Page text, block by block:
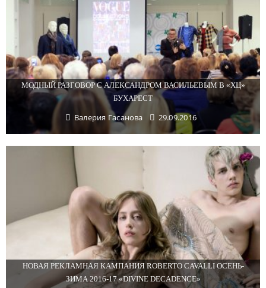
МОДНЫЙ РАЗГОВОР С АЛЕКСАНДРОМ ВАСИЛЬЕВЫМ В «ХЦ»
БУХАРЕСТ
Валерия Гасанова 29.09.2016
НОВАЯ РЕКЛАМНАЯ КАМПАНИЯ ROBERTO CAVALLI ОСЕНЬ-
ЗИМА 2016-17 «DIVINE DECADENCE»